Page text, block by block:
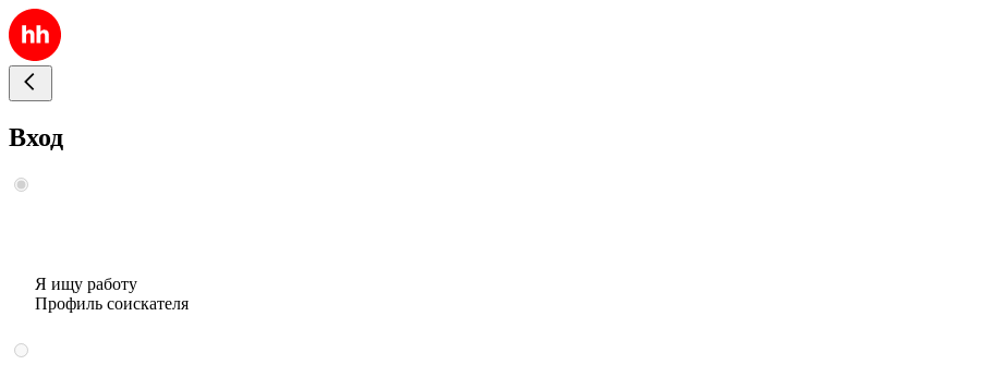
Вход
Я ищу работу
Профиль соискателя